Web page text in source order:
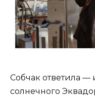
Собчак ответила —
солнечного